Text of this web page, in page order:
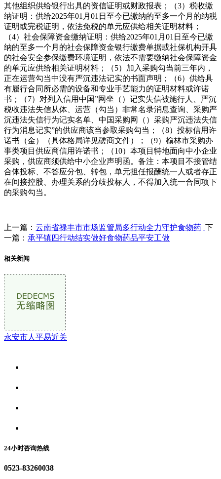
其他组织供给银行出具的资信证明或财政报表；（3）税收缴
纳证明：供给2025年01月01日至今已缴纳的至多一个月的纳税
证明或完税证明，依法免税的单元应供给相关证明材料；
（4）社会保障资金缴纳证明：供给2025年01月01日至今已缴
纳的至多一个月的社会保障资金银行缴费单据或社保机构开具
的社会安全参保缴费环境证明，依法不需要缴纳社会保障资金
的单元应供给相关证明材料；（5）加入采购勾当前三年内，
正在运营勾当中没有严沉违法记实的书面声明；（6）供给具
有履行合同所必需的设备和专业手艺能力的证明材料或许诺
书；（7）对列入信用中国”网坐（）记实失信被施行人、严沉
税收违法失信从体、运营（勾当）非常名录消息查询、采购严
沉违法失信行为记实名单、中国采购网（）采购严沉违法失信
行为消息记实”的供应商该当参取采购勾当；（8）投标信用许
诺书（金）（具体格局详见磋商文件）；（9）榆林市采购办
事类项目供应商信用许诺书；（10）本项目特地面向中小企业
采购，供应商须供给中小企业声明函。备注：本项目不接管结
合体投标、不答应分包、转包，单元担任报酬统一人或者存正
在间接控股、办理关系的分歧投标人，不得加入统一合同项下
的采购勾当。
上一篇： 云南省禄丰市市场监管局多行动全力守护食物药 下
一篇： 承平镇四行动结实做好食物药品平安工做
相关新闻
永安市人平易近关
24小时咨询热线
0523-83260038